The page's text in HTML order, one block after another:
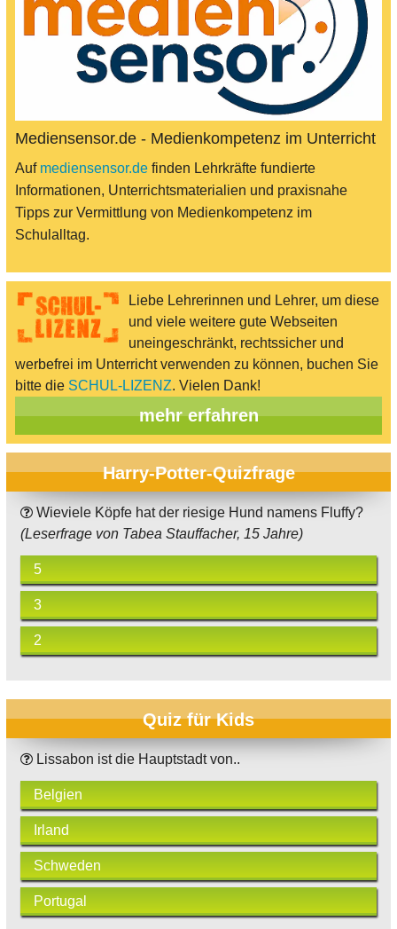
Mediensensor.de - Medienkompetenz im Unterricht
Auf mediensensor.de finden Lehrkräfte fundierte
Informationen, Unterrichtsmaterialien und praxisnahe
Tipps zur Vermittlung von Medienkompetenz im
Schulalltag.
Liebe Lehrerinnen und Lehrer, um diese
und viele weitere gute Webseiten
uneingeschränkt, rechtssicher und
werbefrei im Unterricht verwenden zu können, buchen Sie
bitte die SCHUL-LIZENZ. Vielen Dank!
mehr erfahren
Harry-Potter-Quizfrage
Wieviele Köpfe hat der riesige Hund namens Fluffy?
(Leserfrage von Tabea Stauffacher, 15 Jahre)
5
3
2
Quiz für Kids
Lissabon ist die Hauptstadt von..
Belgien
Irland
Schweden
Portugal